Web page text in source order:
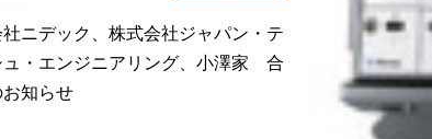
ニデック、株式会社ジャパン・テ
ュ・エンジニアリング、小澤家 合
お知らせ